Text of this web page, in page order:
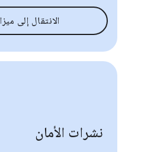
الانتقال إلى
نشرات الأمان